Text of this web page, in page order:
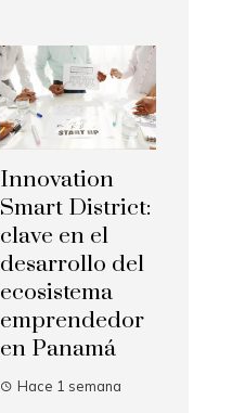
Innovation
Smart District:
clave en el
desarrollo del
ecosistema
emprendedor
en Panamá
Hace 1 semana